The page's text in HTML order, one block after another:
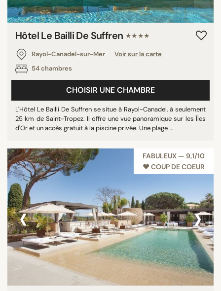
Hôtel Le Bailli De Suffren ★★★★
Rayol-Canadel-sur-Mer
Voir sur la carte
54 chambres
CHOISIR UNE CHAMBRE
L'Hôtel Le Bailli De Suffren se situe à Rayol-Canadel, à seulement
25 km de Saint-Tropez. Il offre une vue panoramique sur les Îles
d'Or et un accès gratuit à la piscine privée. Une plage ...
FABULEUX — 9,1/10
♥︎ COUP DE COEUR
‹ ›